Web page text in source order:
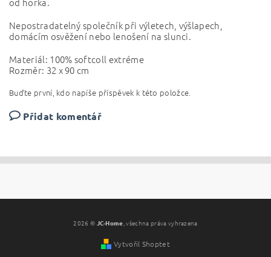
Nepostradatelný společník při výletech, výšlapech,
domácím osvěžení nebo lenošení na slunci.
Materiál: 100% softcoll extréme
Rozměr: 32 x 90 cm
Buďte první, kdo napíše příspěvek k této položce.
Přidat komentář
2026 © JC-Home, všechna práva vyhrazena
Vytvořil Shoptet